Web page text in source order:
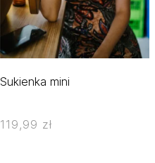
Sukienka mini
119,99 zł